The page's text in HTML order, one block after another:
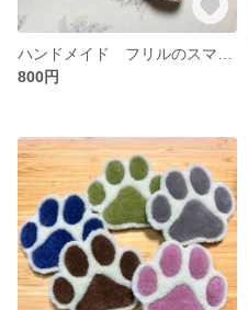
800円